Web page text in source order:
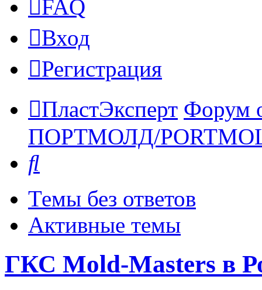
FAQ
Вход
Регистрация
ПластЭксперт Форум
ПОРТМОЛД/
Темы без ответов
Активные темы
ГКС Mold-Masters в